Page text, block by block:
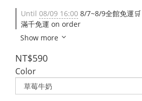
Until 08/09 16:00 8/7~8/9全館免運
滿千免運 on order
Show more
NT$590
Color